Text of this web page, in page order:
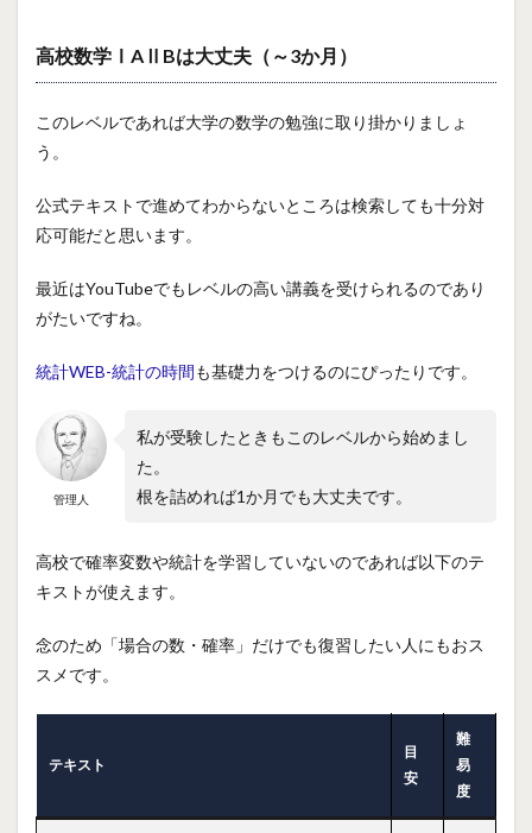
高校数学ⅠAⅡBは大丈夫（～3か月）
このレベルであれば大学の数学の勉強に取り掛かりましょ
う。
公式テキストで進めてわからないところは検索しても十分対
応可能だと思います。
最近はYouTubeでもレベルの高い講義を受けられるのであり
がたいですね。
統計WEB-統計の時間も基礎力をつけるのにぴったりです。
管理人
私が受験したときもこのレベルから始めまし
た。
根を詰めれば1か月でも大丈夫です。
高校で確率変数や統計を学習していないのであれば以下のテ
キストが使えます。
念のため「場合の数・確率」だけでも復習したい人にもおス
スメです。
テキスト
目
安
難
易
度